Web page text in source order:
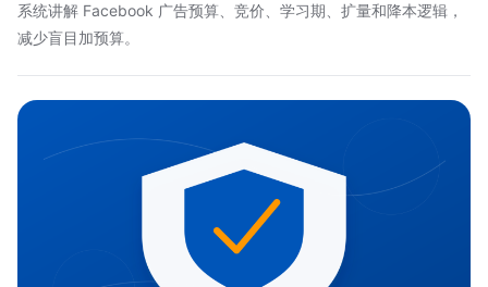
系统讲解 Facebook 广告预算、竞价、学习期、扩量和降本逻辑，
减少盲目加预算。